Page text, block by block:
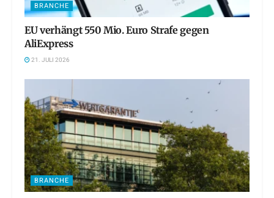
BRANCHE
EU verhängt 550 Mio. Euro Strafe gegen
AliExpress
21. JULI 2026
BRANCHE